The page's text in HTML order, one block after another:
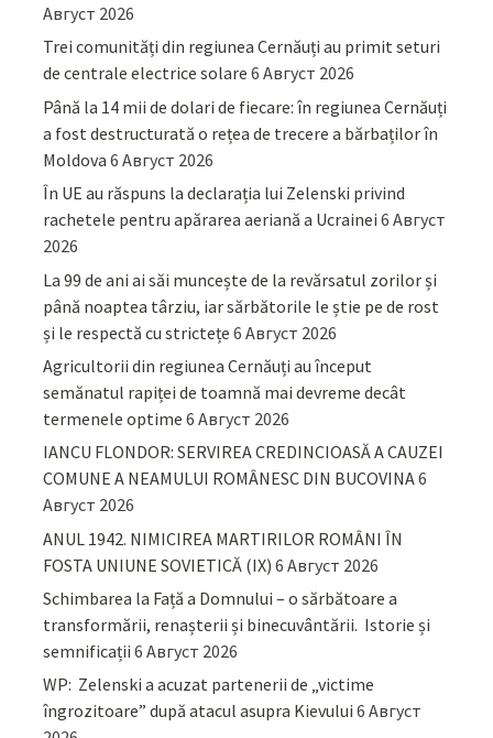
Август 2026
Trei comunități din regiunea Cernăuți au primit seturi
de centrale electrice solare 6 Август 2026
Până la 14 mii de dolari de fiecare: în regiunea Cernăuți
a fost destructurată o rețea de trecere a bărbaților în
Moldova 6 Август 2026
În UE au răspuns la declarația lui Zelenski privind
rachetele pentru apărarea aeriană a Ucrainei 6 Август
2026
La 99 de ani ai săi muncește de la revărsatul zorilor și
până noaptea târziu, iar sărbătorile le știe pe de rost
și le respectă cu strictețe 6 Август 2026
Agricultorii din regiunea Cernăuți au început
semănatul rapiței de toamnă mai devreme decât
termenele optime 6 Август 2026
IANCU FLONDOR: SERVIREA CREDINCIOASĂ A CAUZEI
COMUNE A NEAMULUI ROMÂNESC DIN BUCOVINA6
Август 2026
ANUL 1942. NIMICIREA MARTIRILOR ROMÂNI ÎN
FOSTA UNIUNE SOVIETICĂ (IX) 6 Август 2026
Schimbarea la Față a Domnului – o sărbătoare a
transformării, renașterii și binecuvântării. Istorie și
semnificații 6 Август 2026
WP: Zelenski a acuzat partenerii de „victime
îngrozitoare” după atacul asupra Kievului 6 Август